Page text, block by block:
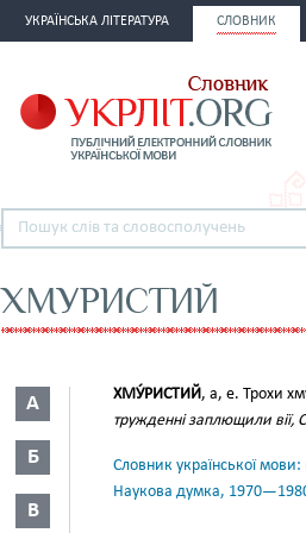
УКРАЇНСЬКА ЛІТЕРАТУРА СЛОВНИК
ХМУРИСТИЙ
А
Б
В
ХМУ́РИСТИЙ, а, е. Трохи
тружденні заплющили вії,
Словник української
Наукова думка,